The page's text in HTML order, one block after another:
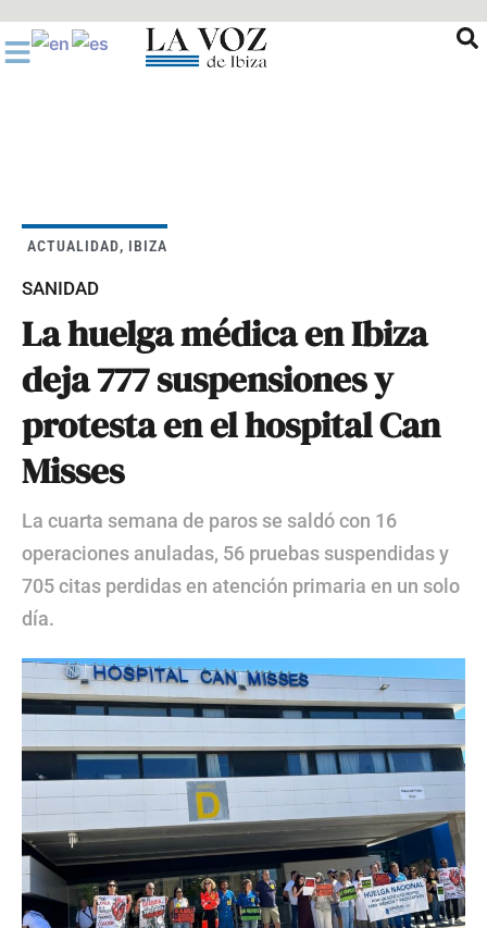
al
contenido
ACTUALIDAD, IBIZA
SANIDAD
La huelga médica en Ibiza
deja 777 suspensiones y
protesta en el hospital Can
Misses
La cuarta semana de paros se saldó con 16
operaciones anuladas, 56 pruebas suspendidas y
705 citas perdidas en atención primaria en un solo
día.